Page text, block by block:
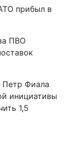
прибыл в
ПВО
Петр Фиала
инициативы
1,5